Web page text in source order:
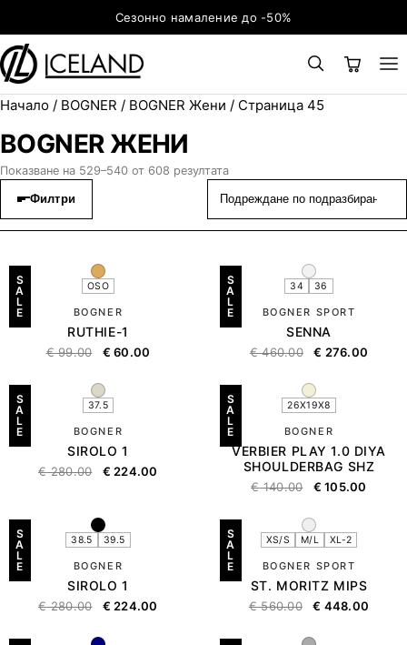
Към съдържаниетоСезонно намаление до -50%
ТЪРСЕНЕ
Начало / BOGNER / BOGNER Жени / Страница 45
BOGNER ЖЕНИ
Показване на 529–540 от 608 резултата
Филтри
S
A
L
E
OSO
BOGNER
RUTHIE-1
€99.00 € 60.00
S
A
L
E
34 36
BOGNER SPORT
SENNA
€460.00 € 276.00
S
A
L
E
37.5
BOGNER
SIROLO 1
€280.00 € 224.00
S
A
L
E
26X19X8
BOGNER
VERBIER PLAY 1.0 DIYA
SHOULDERBAG SHZ
€140.00 € 105.00
S
A
L
E
38.5 39.5
BOGNER
SIROLO 1
€280.00 € 224.00
S
A
L
E
XS/S M/L XL-2
BOGNER SPORT
ST. MORITZ MIPS
€560.00 € 448.00